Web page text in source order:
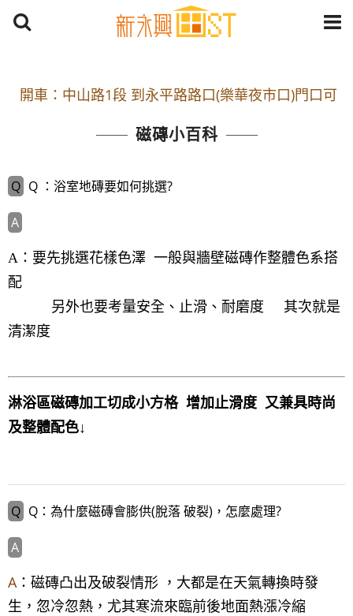
開車：中山路1段 到永平路路口(樂華夜市口)門口可
捷運： 中和線【頂溪站 2 號出口】往中山路1段139
原Line已滿 無法加Line好友 請親愛的客戶加入
開車：中山路1段 到永平路路口(樂華夜市口)門口可
捷運： 中和線【頂溪站 2 號出口】往中山路1段139
LINE官方帳號@a0975005573
磁磚小百科
Q ：浴室地磚要如何挑選?
A：要先挑選花樣色澤 一般與牆壁磁磚作整體色系搭
配
另外也要考量安全、止滑、耐磨度 其次就是
清潔度
淋浴區磁磚加工切成小方格 增加止滑度 又兼具時尚
及整體配色↓
Q：為什麼磁磚會膨供(脫落 破裂)，怎麼處理?
A：磁磚凸出及破裂情形 ，大都是在天氣轉換時發
生，忽冷忽熱，尤其寒流來臨前後地面熱漲冷縮